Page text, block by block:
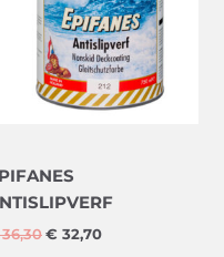
€ 32,70